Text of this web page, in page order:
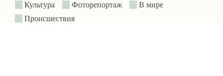
Культура
Фоторепортаж
В мире
Происшествия